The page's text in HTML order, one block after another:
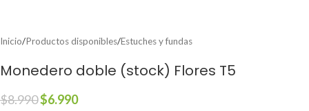
Inicio/Productos disponibles/Estuches y fundas
Monedero doble (stock) Flores T5
$8.990$6.990